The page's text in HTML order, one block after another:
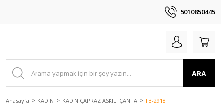
5010850445
ARA
Anasayfa KADIN KADIN ÇAPRAZ ASKILI ÇANTA FB-2918